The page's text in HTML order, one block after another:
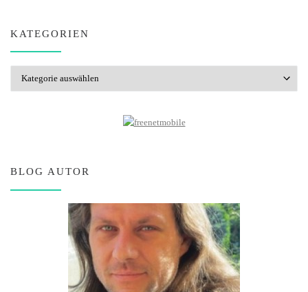
KATEGORIEN
BLOG AUTOR